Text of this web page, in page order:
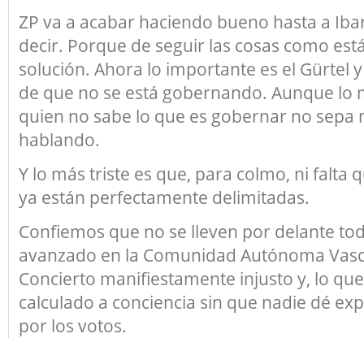
ZP va a acabar haciendo bueno hasta a
decir. Porque de seguir las cosas como
solución. Ahora lo importante es el Gürtel
de que no se está gobernando. Aunque lo
quien no sabe lo que es gobernar no sepa
hablando.
Y lo más triste es que, para colmo, ni falta
ya están perfectamente delimitadas.
Confiemos que no se lleven por delante
avanzado en la Comunidad Autónoma
Concierto manifiestamente injusto y, lo
calculado a conciencia sin que nadie dé
por los votos.